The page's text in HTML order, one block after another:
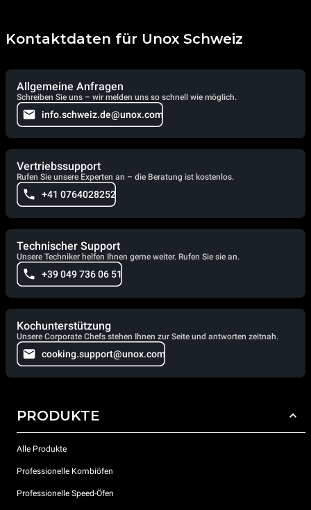
Kontaktdaten für Unox Schweiz
Allgemeine Anfragen
Schreiben Sie uns – wir melden uns so schnell wie möglich.
info.schweiz.de@unox.com
Vertriebssupport
Rufen Sie unsere Experten an – die Beratung ist kostenlos.
+41 0764028252
Technischer Support
Unsere Techniker helfen Ihnen gerne weiter. Rufen Sie sie an.
+39 049 736 06 51
Kochunterstützung
Unsere Corporate Chefs stehen Ihnen zur Seite und antworten zeitnah.
cooking.support@unox.com
PRODUKTE
Alle Produkte
Professionelle Kombiöfen
Professionelle Speed-Öfen